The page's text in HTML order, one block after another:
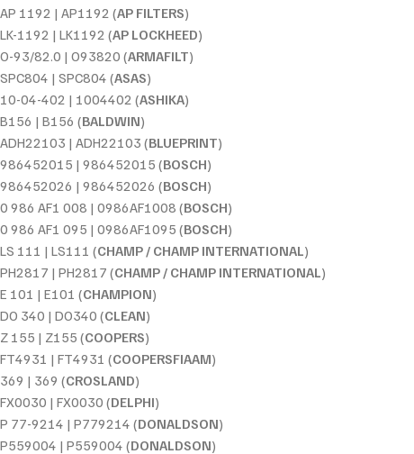
AP 1192 | AP1192 (AP FILTERS)
LK-1192 | LK1192 (AP LOCKHEED)
O-93/82.0 | O93820 (ARMAFILT)
SPC804 | SPC804 (ASAS)
10-04-402 | 1004402 (ASHIKA)
B156 | B156 (BALDWIN)
ADH22103 | ADH22103 (BLUEPRINT)
986452015 | 986452015 (BOSCH)
986452026 | 986452026 (BOSCH)
0 986 AF1 008 | 0986AF1008 (BOSCH)
0 986 AF1 095 | 0986AF1095 (BOSCH)
LS 111 | LS111 (CHAMP / CHAMP INTERNATIONAL )
PH2817 | PH2817 (CHAMP / CHAMP INTERNATIONAL )
E 101 | E101 (CHAMPION)
DO 340 | DO340 (CLEAN)
Z 155 | Z155 (COOPERS)
FT4931 | FT4931 (COOPERSFIAAM)
369 | 369 (CROSLAND)
FX0030 | FX0030 (DELPHI)
P 77-9214 | P779214 (DONALDSON)
P559004 | P559004 (DONALDSON)